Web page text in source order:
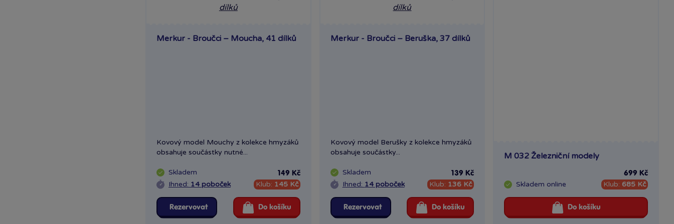
Merkur - Broučci – Moucha, 41 dílků
Kovový model Mouchy z kolekce hmyzáků
obsahuje součástky nutné...
Skladem
Ihned: 14 poboček
149 Kč
Klub: 145 Kč
Rezervovat Do košíku
Merkur - Broučci – Beruška, 37 dílků
Kovový model Berušky z kolekce hmyzáků
obsahuje součástky...
Skladem
Ihned: 14 poboček
139 Kč
Klub: 136 Kč
Rezervovat Do košíku
M 032 Železniční modely
Skladem online
699 Kč
Klub: 685 Kč
Do košíku